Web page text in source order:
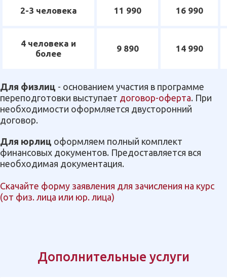
2-3 человека 11 990 16 990
4 человека и
более
9 890 14 990
Для физлиц - основанием участия в программе
переподготовки выступает договор-оферта. При
необходимости оформляется двусторонний
договор.
Для юрлиц оформляем полный комплект
финансовых документов. Предоставляется вся
необходимая документация.
Скачайте форму заявления для зачисления на курс
(от физ. лица или юр. лица)
Дополнительные услуги